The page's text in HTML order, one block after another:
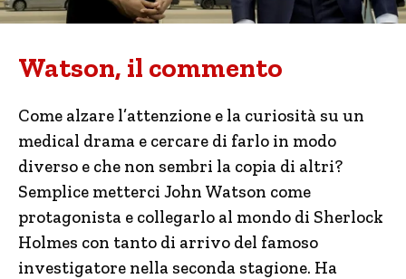
Watson, il commento
Come alzare l’attenzione e la curiosità su un
medical drama e cercare di farlo in modo
diverso e che non sembri la copia di altri?
Semplice metterci John Watson come
protagonista e collegarlo al mondo di Sherlock
Holmes con tanto di arrivo del famoso
investigatore nella seconda stagione. Ha